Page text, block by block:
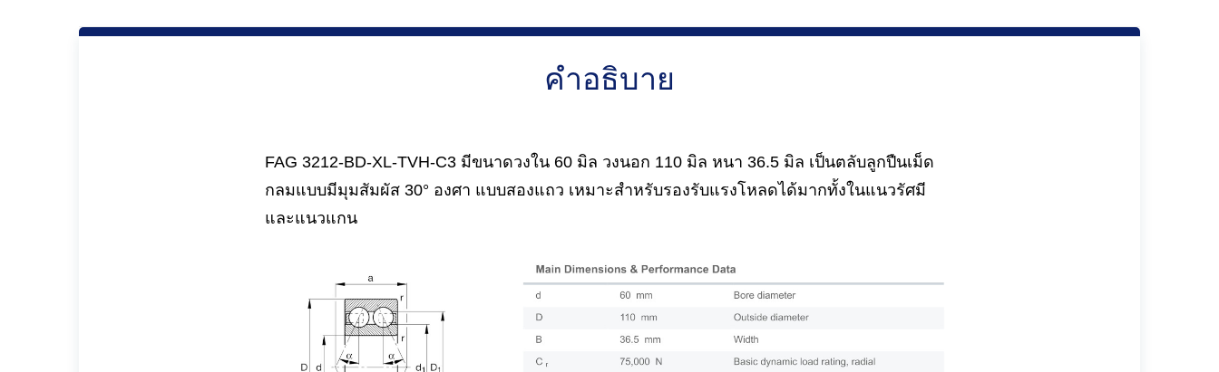
คำอธิบาย
FAG 3212-BD-XL-TVH-C3 มีขนาดวงใน 60 มิล วงนอก 110 มิล หนา 36.5 มิล เป็นตลับลูกปืนเม็ด
กลมแบบมีมุมสัมผัส 30° องศา แบบสองแถว เหมาะสำหรับรองรับแรงโหลดได้มากทั้งในแนวรัศมี
และแนวแกน